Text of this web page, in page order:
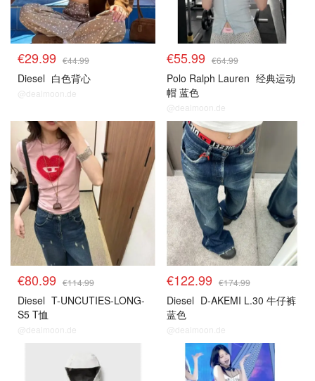
€29.99 €44.99
Diesel 白色背心
@dealmoon.de
€55.99 €64.99
Polo Ralph Lauren 经典运动
帽 蓝色
@dealmoon.de
€80.99 €114.99
Diesel T-UNCUTIES-LONG-
S5 T恤
@dealmoon.de
€122.99 €174.99
Diesel D-AKEMI L.30 牛仔裤
蓝色
@dealmoon.de